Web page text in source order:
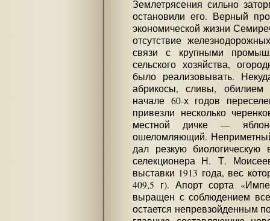
Землетрясения сильно
остановили его. Верный
экономической жизни
отсутствие
связи с крупными
сельского хозяйства,
было реализовывать.
абрикосы, сливы,
начале 60-х годов
привезли несколько
местной дичке —
ошеломляющий.
дал резкую биологическую
селекционера Н. Т.
выставки 1913 года, вес
409,5 г). Апорт сорта
выращен с соблюдением
остается непревзойденным